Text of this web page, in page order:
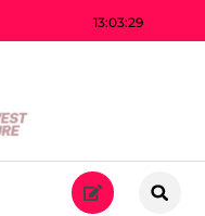
13:03:30